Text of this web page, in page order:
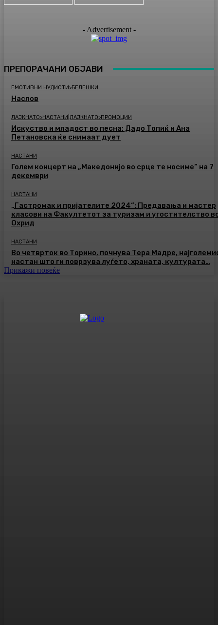
- Advertisement -
ПРЕПОРАЧАНИ ОБЈАВИ
ЕМОТИВНИ НУДИСТИ>БЕЛЕШКИ
Наслов
ЛАЈКНАТО>НАСТАНИ|ЛАЈКНАТО>ПРОМОЦИИ
Искуство и младост во песна: Дадо Топиќ и Ана
Петановска ќе снимаат дует
НАСТАНИ
Голем концерт на „Македонијо во срце те носиме“ на 7
декември
НАСТАНИ
„Гастромак и пријателите 2024“: Предавања и мастер
класови на Факултетот за туризам и угостителство
Охрид
НАСТАНИ
Во четврток во Торино, почнува Тера Мадре,
настан што ги поврзува луѓето, храната, културата…
Прикажи повеќе